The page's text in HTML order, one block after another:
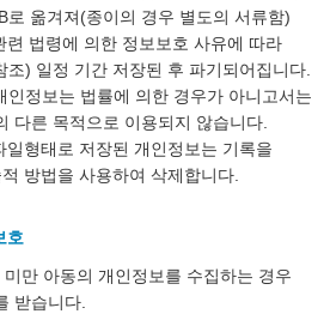
로 옮겨져(종이의 경우 별도의 서류함)
련 법령에 의한 정보보호 사유에 따라
조) 일정 기간 저장된 후 파기되어집니다.
인정보는 법률에 의한 경우가 아니고서는
다른 목적으로 이용되지 않습니다.
일형태로 저장된 개인정보는 기록을
방법을 사용하여 삭제합니다.
호
만 아동의 개인정보를 수집하는 경우
받습니다.